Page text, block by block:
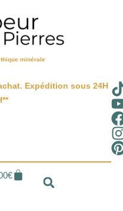
minérale
Expédition sous 24H
€